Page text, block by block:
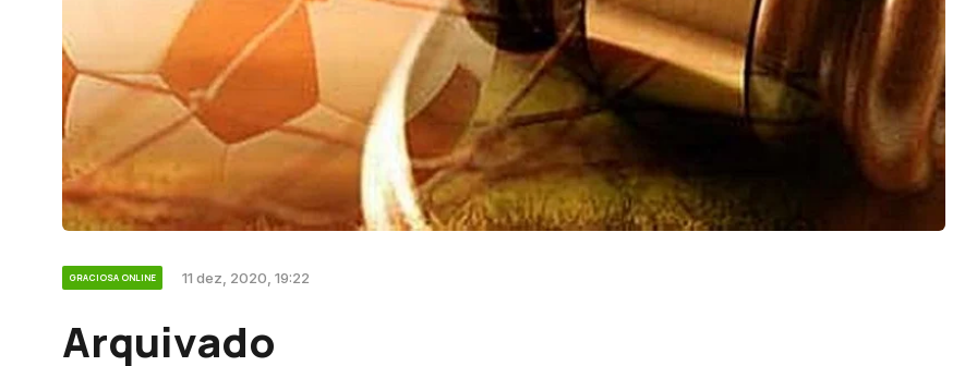
GRACIOSA ONLINE 11 dez, 2020, 19:22
Arquivado